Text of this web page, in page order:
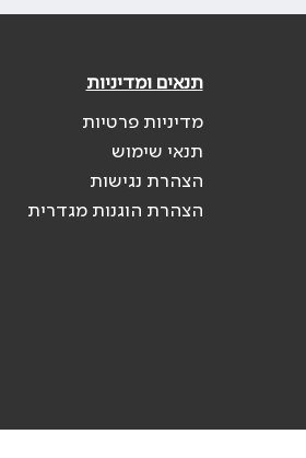
תנאים ומדיניות
מדיניות פרטיות
תנאי שימוש
הצהרת נגישות
הצהרת הוגנות מגדרית